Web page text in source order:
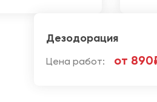
Дезодорация
Цена работ: от